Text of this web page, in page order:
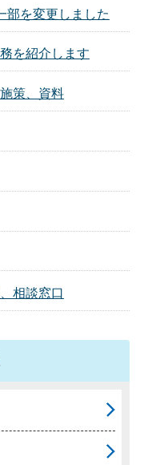
部を変更しました
を紹介します
策、資料
相談窓口